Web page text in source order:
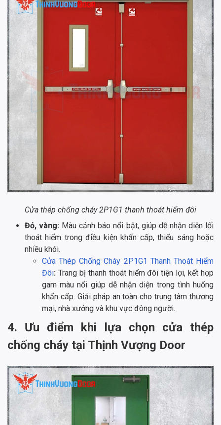
Cửa thép chống cháy 2P1G1 thanh thoát hiểm đôi
Đỏ, vàng: Màu cảnh báo nổi bật, giúp dễ nhận diện lối
thoát hiểm trong điều kiện khẩn cấp, thiếu sáng hoặc
nhiều khói.
Cửa Thép Chống Cháy 2P1G1 Thanh Thoát Hiểm
Đôi: Trang bị thanh thoát hiểm đôi tiện lợi, kết hợp
gam màu nổi giúp dễ nhận diện trong tình huống
khẩn cấp. Giải pháp an toàn cho trung tâm thương
mại, nhà xưởng và khu vực đông người.
4. Ưu điểm khi lựa chọn cửa thép
chống cháy tại Thịnh Vượng Door